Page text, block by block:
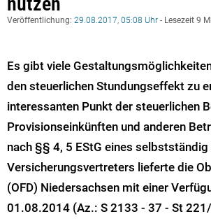
Veröffentlichung: 29.08.2017, 05:08 Uhr - Lesezeit 9
Es gibt viele
den steuerlichen Stundungseffekt zu
interessanten Punkt der steuerlichen
Provisionseinkünften und anderen
nach §§ 4, 5 EStG eines
Versicherungsvertreters lieferte die
(OFD) Niedersachsen mit einer
01.08.2014 (Az.: S 2133 - 37 - St